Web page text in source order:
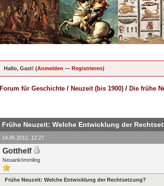
Hallo, Gast! (Anmelden — Registrieren)
Forum für Geschichte / Neuzeit (bis 1900) / Die frühe
Frühe Neuzeit: Welche Entwicklung der
14.06.2012, 12:27
Gotthelf
Neuankömmling
Frühe Neuzeit: Welche Entwicklung der Rechtsetzung?